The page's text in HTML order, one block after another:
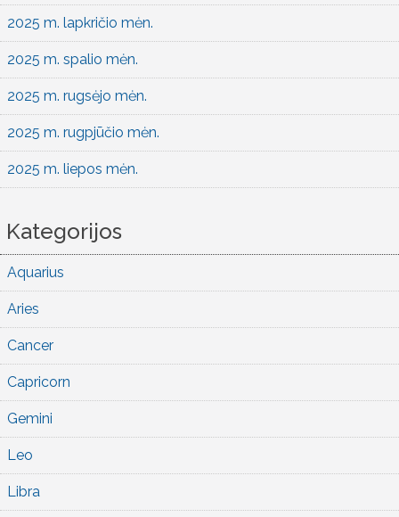
2025 m. lapkričio mėn.
2025 m. spalio mėn.
2025 m. rugsėjo mėn.
2025 m. rugpjūčio mėn.
2025 m. liepos mėn.
Kategorijos
Aquarius
Aries
Cancer
Capricorn
Gemini
Leo
Libra